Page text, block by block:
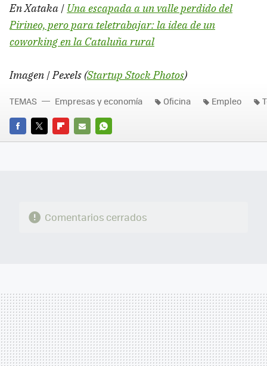
En Xataka | Una escapada a un valle perdido del
Pirineo, pero para teletrabajar: la idea de un
coworking en la Cataluña rural
Imagen | Pexels (Startup Stock Photos)
FACEBOOK
TWITTERFLIPBOARD
E-
WHATSAPP
TEMAS Empresas y economía Oficina Empleo
Comentarios cerrados